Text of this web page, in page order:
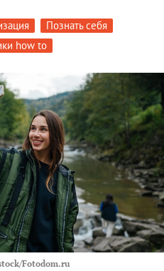
Познать себя
how to
Fotodom.ru